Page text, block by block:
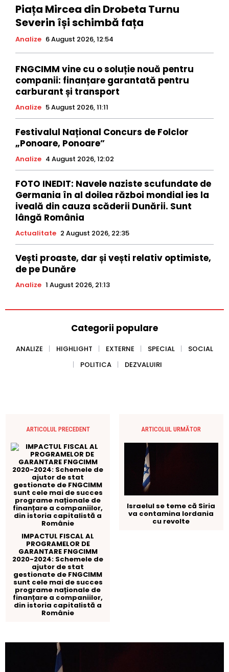
Piața Mircea din Drobeta Turnu
Severin își schimbă fața
Analize 6 August 2026, 12:54
FNGCIMM vine cu o soluție nouă pentru
companii: finanțare garantată pentru
carburant și transport
Analize 5 August 2026, 11:11
Festivalul Național Concurs de Folclor
„Ponoare, Ponoare”
Analize 4 August 2026, 12:02
FOTO INEDIT: Navele naziste scufundate de
Germania în al doilea război mondial ies la
iveală din cauza scăderii Dunării. Sunt
lângă România
Actualitate 2 August 2026, 22:35
Vești proaste, dar și vești relativ optimiste,
de pe Dunăre
Analize 1 August 2026, 21:13
Categorii populare
ANALIZE HIGHLIGHT EXTERNE SPECIAL
SOCIAL
POLITICA
DEZVALUIRI
ARTICOLUL PRECEDENT
IMPACTUL FISCAL AL
PROGRAMELOR DE
GARANTARE FNGCIMM
2020-2024: Schemele de
ajutor de stat
gestionate de FNGCIMM
sunt cele mai de succes
programe naționale de
finanțare a companiilor,
din istoria capitalistă a
Românie
ARTICOLUL URMĂTOR
Israelul se teme că Siria
va contamina Iordania
cu revolte